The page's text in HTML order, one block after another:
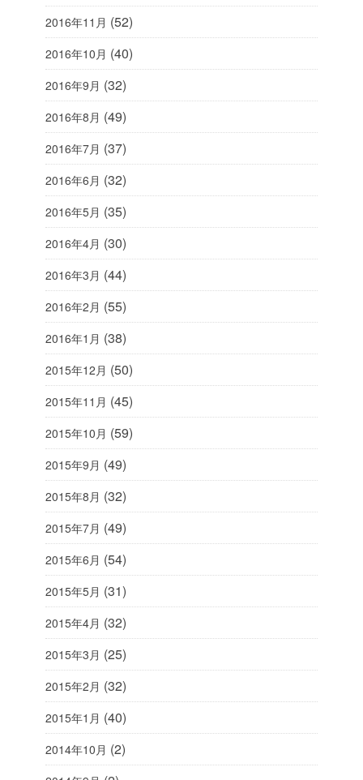
2016年11月 (52)
2016年10月 (40)
2016年9月 (32)
2016年8月 (49)
2016年7月 (37)
2016年6月 (32)
2016年5月 (35)
2016年4月 (30)
2016年3月 (44)
2016年2月 (55)
2016年1月 (38)
2015年12月 (50)
2015年11月 (45)
2015年10月 (59)
2015年9月 (49)
2015年8月 (32)
2015年7月 (49)
2015年6月 (54)
2015年5月 (31)
2015年4月 (32)
2015年3月 (25)
2015年2月 (32)
2015年1月 (40)
2014年10月 (2)